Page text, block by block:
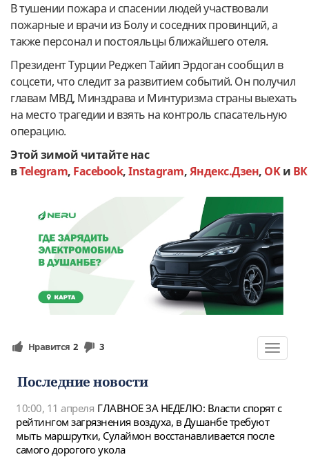
В тушении пожара и спасении людей участвовали
пожарные и врачи из Болу и соседних провинций, а
также персонал и постояльцы ближайшего отеля.
Президент Турции Реджеп Тайип Эрдоган сообщил в
соцсети, что следит за развитием событий. Он получил
главам МВД, Минздрава и Минтуризма страны выехать
на место трагедии и взять на контроль спасательную
операцию.
Этой зимой читайте нас
вTelegram, Facebook,Instagram,Яндекс.Дзен, OK и ВК
Toggle
Нравится 2 3
Последние новости
10:00, 11 апреля ГЛАВНОЕ ЗА НЕДЕЛЮ: Власти спорят с
рейтингом загрязнения воздуха, в Душанбе требуют
мыть маршрутки, Сулаймон восстанавливается после
самого дорогого укола